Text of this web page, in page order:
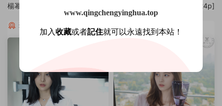
楊幂 網絡麗人[29P] Model 關曉彤[24p]
猜你喜歡
www.qingchengyinghua.top
加入收藏或者記住就可以永遠找到本站！